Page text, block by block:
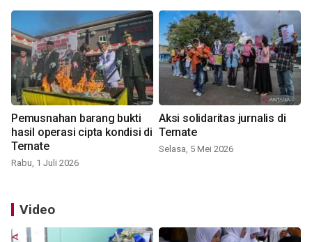
Pemusnahan barang bukti
hasil operasi cipta kondisi di
Ternate
Rabu, 1 Juli 2026
Aksi solidaritas jurnalis di
Ternate
Selasa, 5 Mei 2026
Video